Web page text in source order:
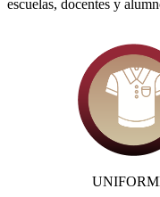
escuelas, docentes y